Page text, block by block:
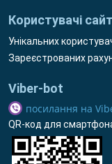
Користувачі
Унікальних
Зареєстрованих
Viber-bot
посилання на
QR-код для